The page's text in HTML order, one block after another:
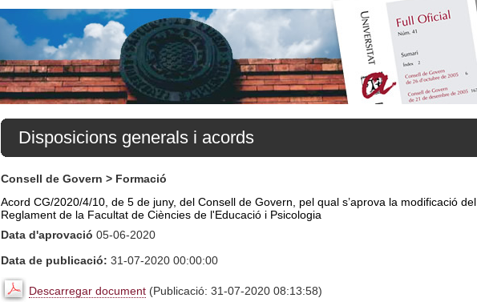
Disposicions generals i acords
Consell de Govern > Formació
Acord CG/2020/4/10, de 5 de juny, del Consell de Govern, pel qual s’aprova la modificació del
Reglament de la Facultat de Ciències de l'Educació i Psicologia
Data d'aprovació 05-06-2020
Data de publicació: 31-07-2020 00:00:00
Descarregar document (Publicació: 31-07-2020 08:13:58)